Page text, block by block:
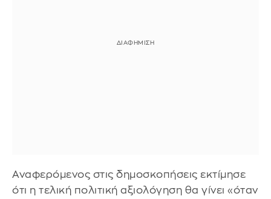
Αναφερόμενος στις δημοσκοπήσεις εκτίμησε
ότι η τελική πολιτική αξιολόγηση θα γίνει «όταν